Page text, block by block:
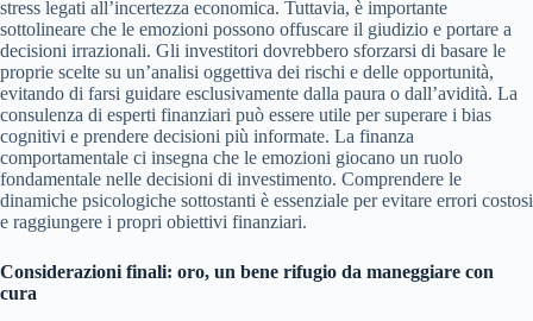
stress legati all’incertezza economica. Tuttavia, è importante
sottolineare che le emozioni possono offuscare il giudizio e portare a
decisioni irrazionali. Gli investitori dovrebbero sforzarsi di basare le
proprie scelte su un’analisi oggettiva dei rischi e delle opportunità,
evitando di farsi guidare esclusivamente dalla paura o dall’avidità. La
consulenza di esperti finanziari può essere utile per superare i bias
cognitivi e prendere decisioni più informate. La finanza
comportamentale ci insegna che le emozioni giocano un ruolo
fondamentale nelle decisioni di investimento. Comprendere le
dinamiche psicologiche sottostanti è essenziale per evitare errori costosi
e raggiungere i propri obiettivi finanziari.
Considerazioni finali: oro, un bene rifugio da maneggiare con
cura